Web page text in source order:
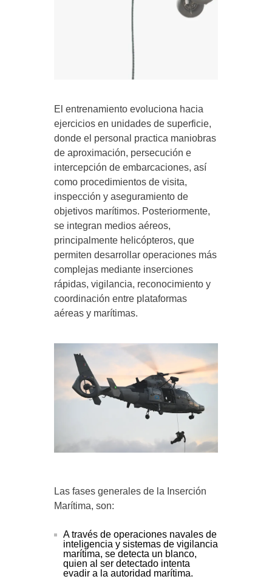
El entrenamiento evoluciona hacia
ejercicios en unidades de superficie,
donde el personal practica maniobras
de aproximación, persecución e
intercepción de embarcaciones, así
como procedimientos de visita,
inspección y aseguramiento de
objetivos marítimos. Posteriormente,
se integran medios aéreos,
principalmente helicópteros, que
permiten desarrollar operaciones más
complejas mediante inserciones
rápidas, vigilancia, reconocimiento y
coordinación entre plataformas
aéreas y marítimas.
Las fases generales de la Inserción
Marítima, son:
A través de operaciones navales de
inteligencia y sistemas de vigilancia
marítima, se detecta un blanco,
quien al ser detectado intenta
evadir a la autoridad marítima.